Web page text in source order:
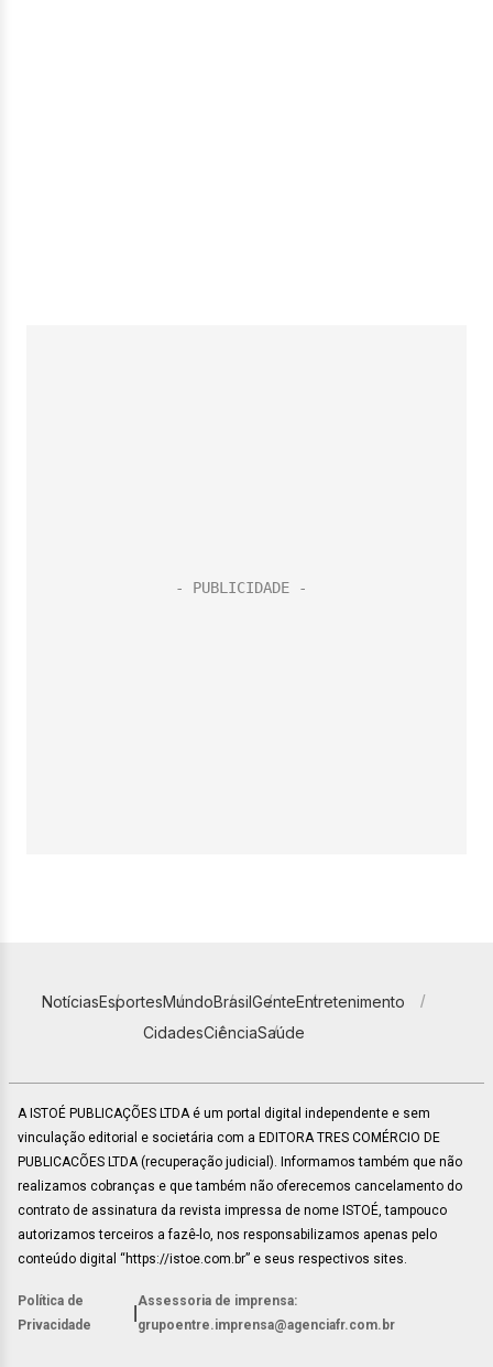
NotíciasEsportesMundoBrasilGenteEntretenimento
CidadesCiênciaSaúde
A ISTOÉ PUBLICAÇÕES LTDA é um portal digital independente e sem
vinculação editorial e societária com a EDITORA TRES COMÉRCIO DE
PUBLICACÕES LTDA (recuperação judicial). Informamos também que não
realizamos cobranças e que também não oferecemos cancelamento do
contrato de assinatura da revista impressa de nome ISTOÉ, tampouco
autorizamos terceiros a fazê-lo, nos responsabilizamos apenas pelo
conteúdo digital “https://istoe.com.br” e seus respectivos sites.
Política de
Privacidade
Assessoria de imprensa:
grupoentre.imprensa@agenciafr.com.br